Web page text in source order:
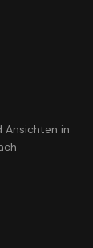
Ansichten in